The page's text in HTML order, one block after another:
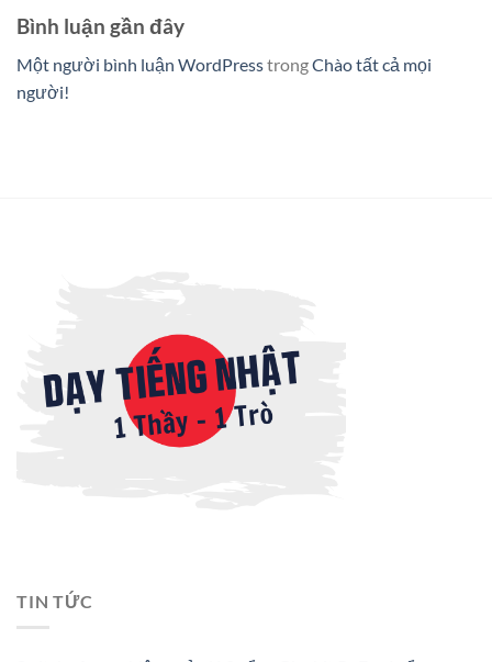
Bình luận gần đây
Một người bình luận WordPresstrongChào tất cả mọi
người!
TIN TỨC